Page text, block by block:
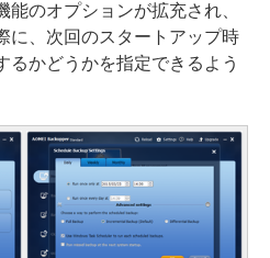
のオプションが拡充され、
に、次回のスタートアップ時
るかどうかを指定できるよう